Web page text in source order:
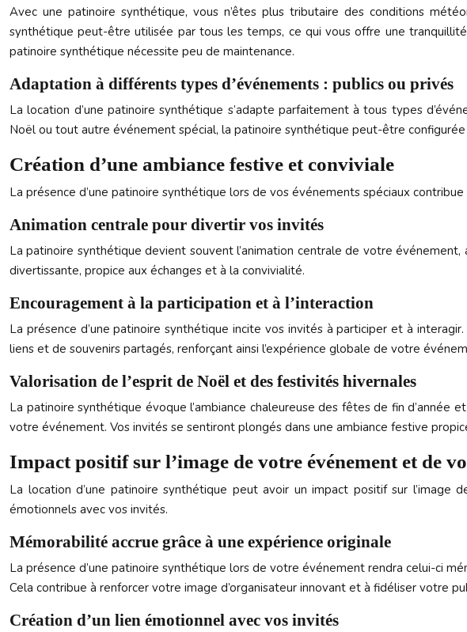
Avec une patinoire synthétique, vous n’êtes plus tributaire des conditions
synthétiquepeut-être utilisée par tous les temps, ce qui vous offre une tranquillité
patinoire synthétique nécessite peu de maintenance.
Adaptation à différents types d’événements : publics ou privés
La location d’une patinoire synthétique s’adapte parfaitement à tous types
Noël ou tout autre événement spécial, la patinoire synthétique peut-être
Création d’une ambiance festive et conviviale
La présence d’une patinoire synthétique lors de vos événements spéciaux
Animation centrale pour divertir vos invités
La patinoire synthétique devient souvent l’animation centrale de votre
divertissante, propice aux échanges et à la convivialité.
Encouragement à la participation et à l’interaction
La présence d’une patinoire synthétique incite vos invités à participer et à
liens et de souvenirs partagés, renforçant ainsi l’expérience globale de votre
Valorisation de l’esprit de Noël et des festivités hivernales
La patinoire synthétique évoque l’ambiance chaleureuse des fêtes de fin
votre événement. Vos invités se sentiront plongés dans une ambiance festive
Impact positif sur l’image de votre événement et de
La location d’une patinoire synthétique peut avoir un impact positif sur
émotionnels avec vos invités.
Mémorabilité accrue grâce à une expérience originale
La présence d’une patinoire synthétique lors de votre événement rendra celui-ci
Cela contribue à renforcer votre image d’organisateur innovant et à fidéliser votre
Création d’un lien émotionnel avec vos invités